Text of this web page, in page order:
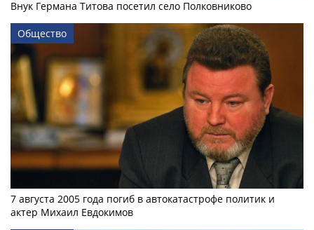
Внук Германа Титова посетил село Полковниково
Общество
7 августа 2005 года погиб в автокатастрофе политик и
актер Михаил Евдокимов